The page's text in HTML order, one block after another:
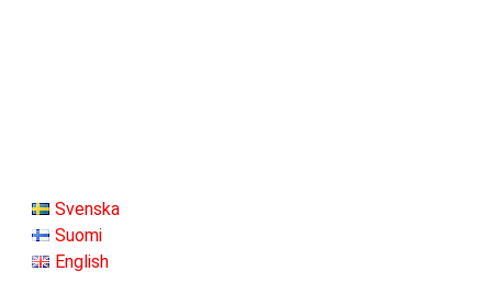
Svenska
Suomi
English